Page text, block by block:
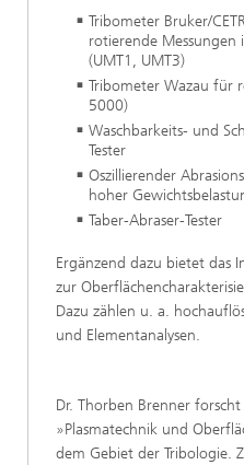
Tribometer Bruker/
rotierende Messungen
(UMT1, UMT3)
Tribometer Wazau für
5000)
Waschbarkeits- und
Tester
Oszillierender
hoher
Taber-Abraser-Tester
Ergänzend dazu bietet das
zur
Dazu zählen u. a.
und Elementanalysen.
Dr. Thorben Brenner
»Plasmatechnik und
dem Gebiet der Tribologie.